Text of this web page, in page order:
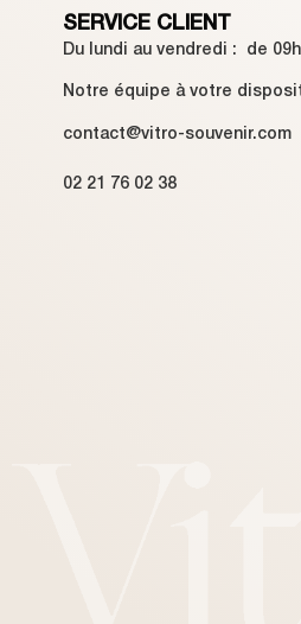
SERVICE CLIENT
Du lundi au vendredi : de
Notre équipe à votre
contact@vitro-souvenir.com
02 21 76 02 38